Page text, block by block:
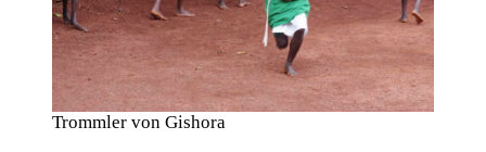
Trommler von Gishora